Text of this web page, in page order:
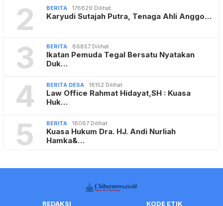
2 BERITA 176829 Dilihat
Karyudi Sutajah Putra, Tenaga Ahli Anggo…
3 BERITA 86857 Dilihat
Ikatan Pemuda Tegal Bersatu Nyatakan
Duk…
4 BERITA DESA 18152 Dilihat
Law Office Rahmat Hidayat,SH : Kuasa
Huk…
5 BERITA 18067 Dilihat
Kuasa Hukum Dra. HJ. Andi Nurliah
Hamka&…
REDAKSI KODE ETIK